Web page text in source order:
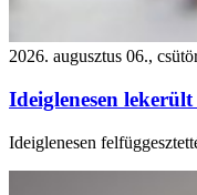
2026. augusztus 06.,
Ideiglenesen
Ideiglenesen